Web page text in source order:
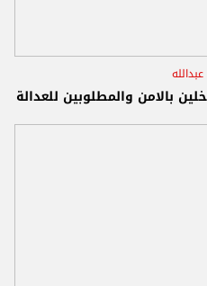
عبدالله
بالامن والمطلوبين للعدالة